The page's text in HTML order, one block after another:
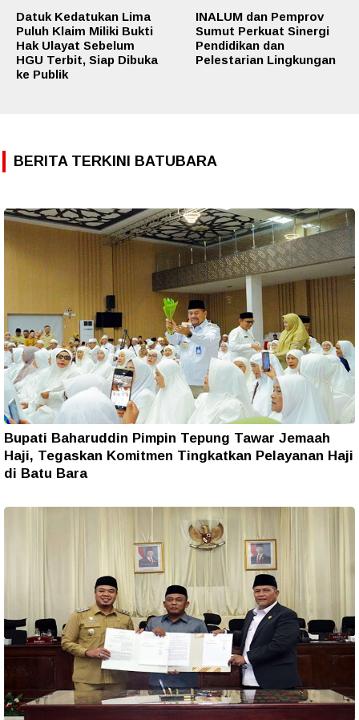
Datuk Kedatukan Lima
Puluh Klaim Miliki Bukti
Hak Ulayat Sebelum
HGU Terbit, Siap Dibuka
ke Publik
INALUM dan Pemprov
Sumut Perkuat Sinergi
Pendidikan dan
Pelestarian Lingkungan
BERITA TERKINI BATUBARA
Bupati Baharuddin Pimpin Tepung Tawar Jemaah
Haji, Tegaskan Komitmen Tingkatkan Pelayanan Haji
di Batu Bara